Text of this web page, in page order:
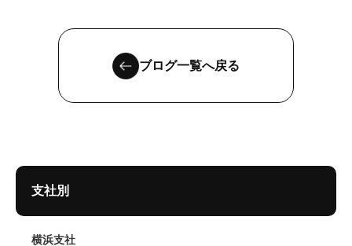
ブログ一覧へ戻る
支社別
横浜支社